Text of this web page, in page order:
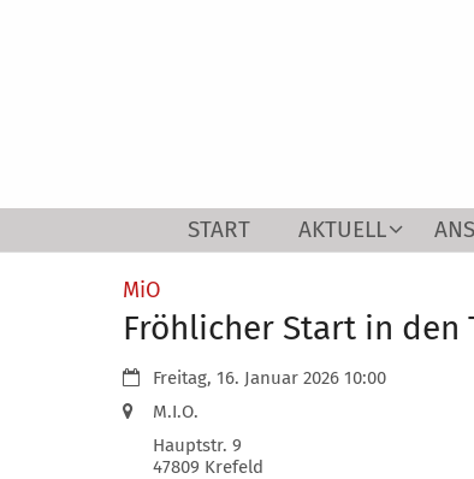
START AKTUELL
MiO
Fröhlicher Start in den
Datum:Freitag, 16. Januar 2026 10:00
Ort:
M.I.O.
Hauptstr. 9
47809 Krefeld